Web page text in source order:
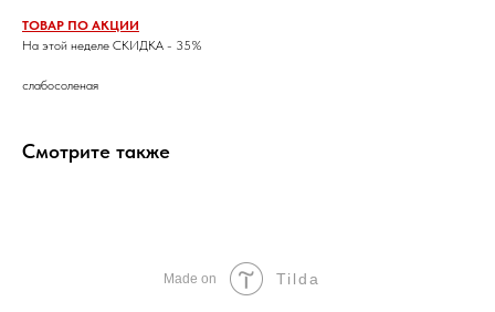
ТОВАР ПО АКЦИИ
На этой неделе СКИДКА - 35%
слабосоленая
Смотрите также
Made on Tilda